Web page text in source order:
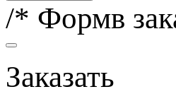
/* Формв
Заказать